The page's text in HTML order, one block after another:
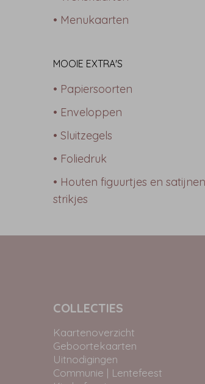
• Menukaarten
MOOIE EXTRA'S
• Papiersoorten
• Enveloppen
• Sluitzegels
• Foliedruk
• Houten figuurtjes en satijnen
strikjes
COLLECTIES
Kaartenoverzicht
Geboortekaarten
Uitnodigingen
Communie | Lentefeest